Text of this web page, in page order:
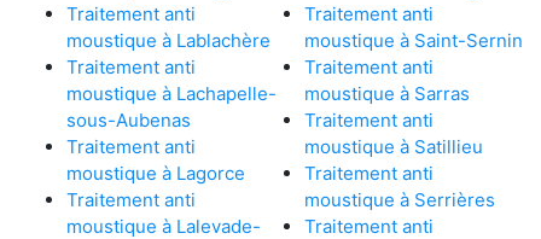
Traitement anti
moustique à Lablachère
Traitement anti
moustique à Lachapelle-
sous-Aubenas
Traitement anti
moustique à Lagorce
Traitement anti
moustique à Lalevade-
Traitement anti
moustique à Saint-Sernin
Traitement anti
moustique à Sarras
Traitement anti
moustique à Satillieu
Traitement anti
moustique à Serrières
Traitement anti